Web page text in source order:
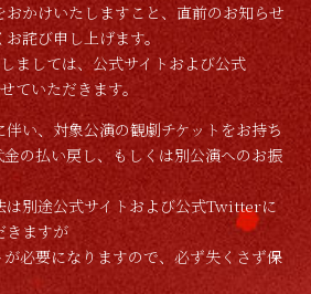
かけいたしますこと、直前のお知らせ
詫び申し上げます。
ましては、公式サイトおよび公式
いただきます。
い、対象公演の観劇チケットをお持ち
の払い戻し、もしくは別公演へのお振
は別途公式サイトおよび公式Twitterに
きますが
必要になりますので、必ず失くさず保